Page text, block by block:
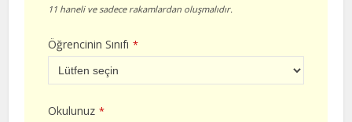
11 haneli ve sadece rakamlardan oluşmalıdır.
Öğrencinin Sınıfı *
Okulunuz *